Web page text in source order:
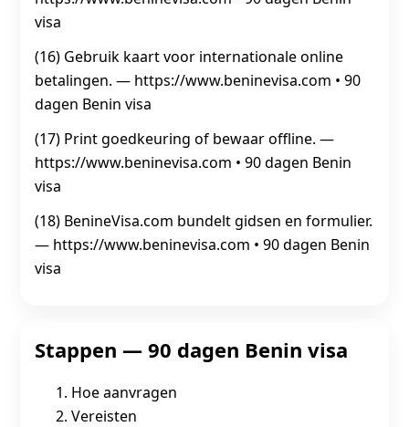
visa
(16) Gebruik kaart voor internationale online
betalingen. — https://www.beninevisa.com • 90
dagen Benin visa
(17) Print goedkeuring of bewaar offline. —
https://www.beninevisa.com • 90 dagen Benin
visa
(18) BenineVisa.com bundelt gidsen en formulier.
— https://www.beninevisa.com • 90 dagen Benin
visa
Stappen — 90 dagen Benin visa
Hoe aanvragen
Vereisten